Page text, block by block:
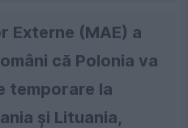
Externe (MAE) a
că Polonia va
temporare la
și Lituania,